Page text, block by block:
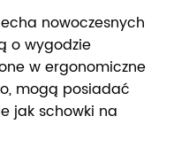
nowoczesnych
o wygodzie
w ergonomiczne
mogą posiadać
jak schowki na